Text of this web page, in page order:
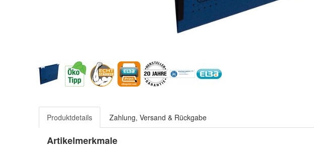
Produktdetails Zahlung, Versand & Rückgabe
Artikelmerkmale